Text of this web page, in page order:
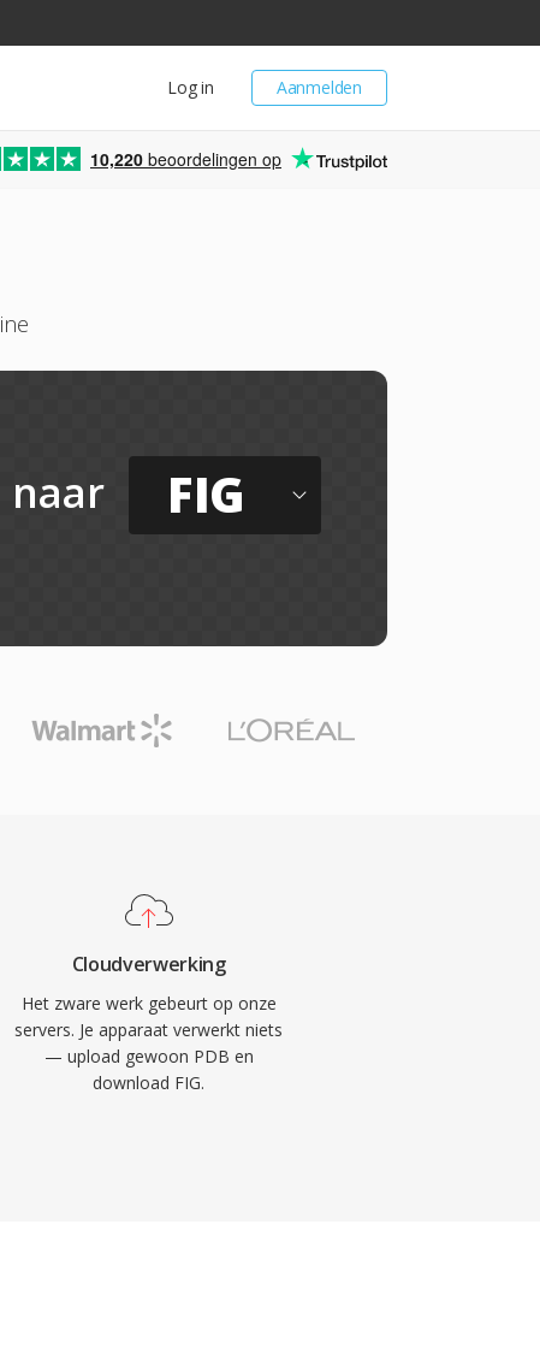
Aanmelden
Log in
10,220 beoordelingen op
naar FIG
Cloudverwerking
Het zware werk gebeurt op onze
servers. Je apparaat verwerkt niets
— upload gewoon PDB en
download FIG.